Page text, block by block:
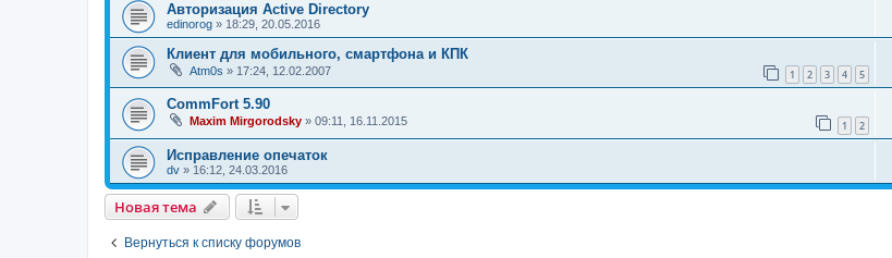
Авторизация Active Directory
edinorog » 18:29, 20.05.2016
Клиент для мобильного, смартфона и КПК
Atm0s » 17:24, 12.02.2007 1 2 3 4 5
CommFort 5.90
Maxim Mirgorodsky » 09:11, 16.11.2015 1 2
Исправление опечаток
dv » 16:12, 24.03.2016
Новая тема
Вернуться к списку форумов